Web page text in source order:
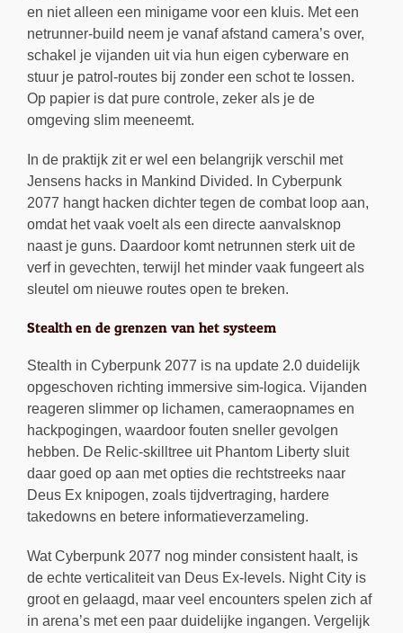
en niet alleen een minigame voor een kluis. Met een
netrunner-build neem je vanaf afstand camera’s over,
schakel je vijanden uit via hun eigen cyberware en
stuur je patrol-routes bij zonder een schot te lossen.
Op papier is dat pure controle, zeker als je de
omgeving slim meeneemt.
In de praktijk zit er wel een belangrijk verschil met
Jensens hacks in Mankind Divided. In Cyberpunk
2077 hangt hacken dichter tegen de combat loop aan,
omdat het vaak voelt als een directe aanvalsknop
naast je guns. Daardoor komt netrunnen sterk uit de
verf in gevechten, terwijl het minder vaak fungeert als
sleutel om nieuwe routes open te breken.
Stealth en de grenzen van het systeem
Stealth in Cyberpunk 2077 is na update 2.0 duidelijk
opgeschoven richting immersive sim-logica. Vijanden
reageren slimmer op lichamen, cameraopnames en
hackpogingen, waardoor fouten sneller gevolgen
hebben. De Relic-skilltree uit Phantom Liberty sluit
daar goed op aan met opties die rechtstreeks naar
Deus Ex knipogen, zoals tijdvertraging, hardere
takedowns en betere informatieverzameling.
Wat Cyberpunk 2077 nog minder consistent haalt, is
de echte verticaliteit van Deus Ex-levels. Night City is
groot en gelaagd, maar veel encounters spelen zich af
in arena’s met een paar duidelijke ingangen. Vergelijk